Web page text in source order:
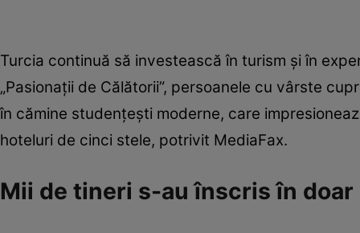
Turcia continuă să investească în turism și în
„Pasionații de Călătorii”, persoanele cu vârste
în cămine studențești moderne, care
hoteluri de cinci stele, potrivit MediaFax.
Mii de tineri s-au înscris în